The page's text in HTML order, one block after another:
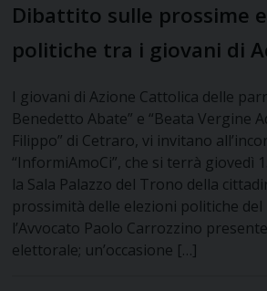
Dibattito sulle prossime
politiche tra i giovani di
I giovani di Azione Cattolica delle
Benedetto Abate” e “Beata Vergine
Filippo” di Cetraro, vi invitano
“InformiAmoCi”, che si terrà giovedì
la Sala Palazzo del Trono della
prossimità delle elezioni politiche del
l’Avvocato Paolo Carrozzino
elettorale; un’occasione […]